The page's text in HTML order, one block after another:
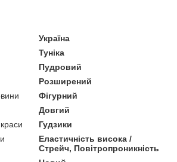
Україна
Туніка
Пудровий
Розширений
Фігурний
Довгий
Гудзики
Еластичність висока /
Стрейч, Повітропроникність